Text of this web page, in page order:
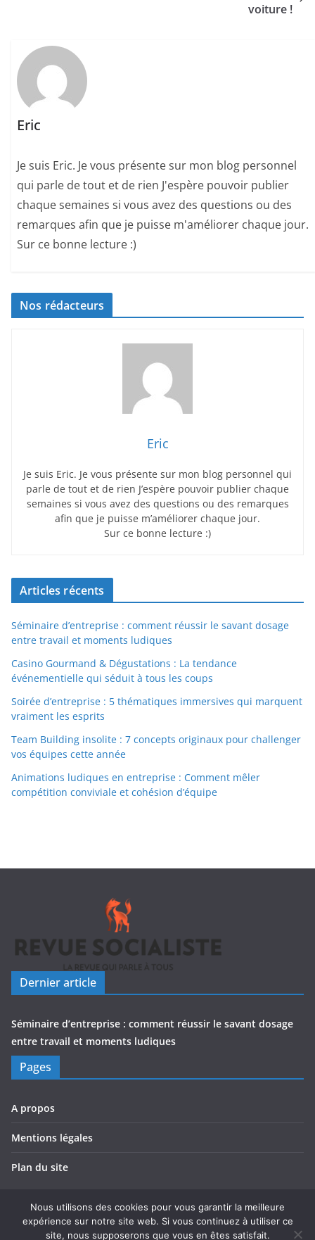
voiture !
Eric
Je suis Eric. Je vous présente sur mon blog personnel
qui parle de tout et de rien J'espère pouvoir publier
chaque semaines si vous avez des questions ou des
remarques afin que je puisse m'améliorer chaque jour.
Sur ce bonne lecture :)
Nos rédacteurs
Eric
Je suis Eric. Je vous présente sur mon blog personnel qui
parle de tout et de rien J’espère pouvoir publier chaque
semaines si vous avez des questions ou des remarques
afin que je puisse m’améliorer chaque jour.
Sur ce bonne lecture :)
Articles récents
Séminaire d’entreprise : comment réussir le savant dosage
entre travail et moments ludiques
Casino Gourmand & Dégustations : La tendance
événementielle qui séduit à tous les coups
Soirée d’entreprise : 5 thématiques immersives qui marquent
vraiment les esprits
Team Building insolite : 7 concepts originaux pour challenger
vos équipes cette année
Animations ludiques en entreprise : Comment mêler
compétition conviviale et cohésion d’équipe
Dernier article
Séminaire d’entreprise : comment réussir le savant dosage
entre travail et moments ludiques
Pages
A propos
Mentions légales
Plan du site
Copyright © 2026Revue Socialiste. Tous droits réservés.
Nous utilisons des cookies pour vous garantir la meilleure
expérience sur notre site web. Si vous continuez à utiliser ce
site, nous supposerons que vous en êtes satisfait.